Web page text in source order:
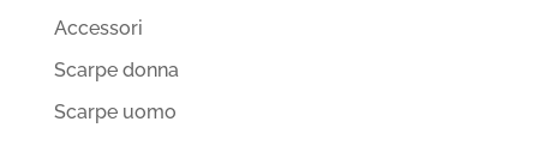
Accessori
Scarpe donna
Scarpe uomo